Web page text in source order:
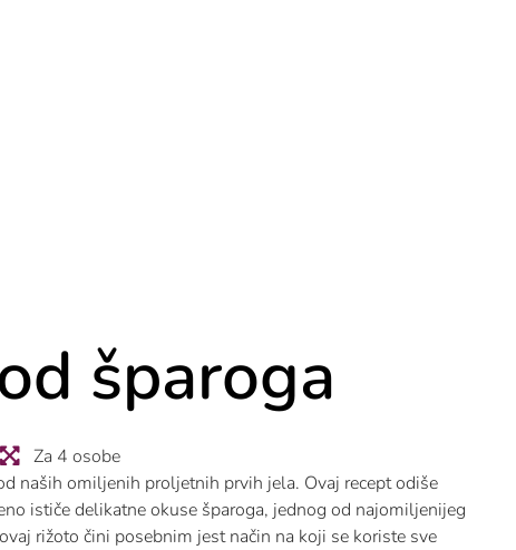
šparoga
Za 4 osobe
naših omiljenih proljetnih prvih jela. Ovaj recept odiše
ističe delikatne okuse šparoga, jednog od najomiljenijeg
rižoto čini posebnim jest način na koji se koriste sve